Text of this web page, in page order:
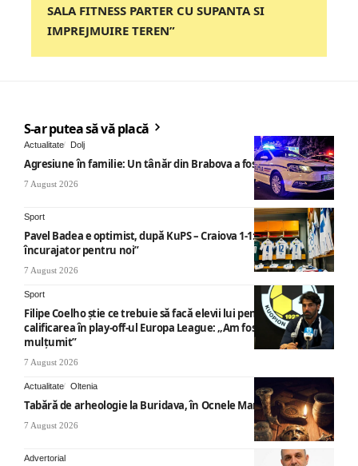
SALA FITNESS PARTER CU SUPANTA SI
IMPREJMUIRE TEREN”
S-ar putea să vă placă
Actualitate Dolj
Agresiune în familie: Un tânăr din Brabova a fost arestat
7 August 2026
Sport
Pavel Badea e optimist, după KuPS – Craiova 1-1: „Un rezultat
încurajator pentru noi”
7 August 2026
Sport
Filipe Coelho știe ce trebuie să facă elevii lui pentru a obține
calificarea în play-off-ul Europa League: „Am fost foarte
mulțumit”
7 August 2026
Actualitate Oltenia
Tabără de arheologie la Buridava, în Ocnele Mari
7 August 2026
Advertorial